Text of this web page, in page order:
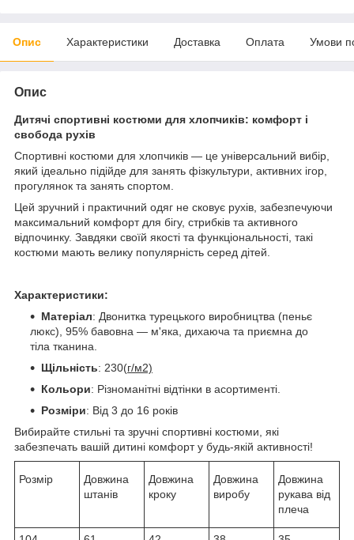
Опис Характеристики Доставка Оплата Умови
Опис
Дитячі спортивні костюми для хлопчиків: комфорт і
свобода рухів
Спортивні костюми для хлопчиків — це універсальний вибір,
який ідеально підійде для занять фізкультури, активних ігор,
прогулянок та занять спортом.
Цей зручний і практичний одяг не сковує рухів, забезпечуючи
максимальний комфорт для бігу, стрибків та активного
відпочинку. Завдяки своїй якості та функціональності, такі
костюми мають велику популярність серед дітей.
Характеристики:
Матеріал: Двонитка турецького виробництва (пеньє
люкс), 95% бавовна — м'яка, дихаюча та приємна до
тіла тканина.
Щільність: 230(г/м2)
Кольори: Різноманітні відтінки в асортименті.
Розміри: Від 3 до 16 років
Вибирайте стильні та зручні спортивні костюми, які
забезпечать вашій дитині комфорт у будь-якій активності!
Розмір
Довжина
штанів
Довжина
кроку
Довжина
виробу
Довжина
рукава від
плеча